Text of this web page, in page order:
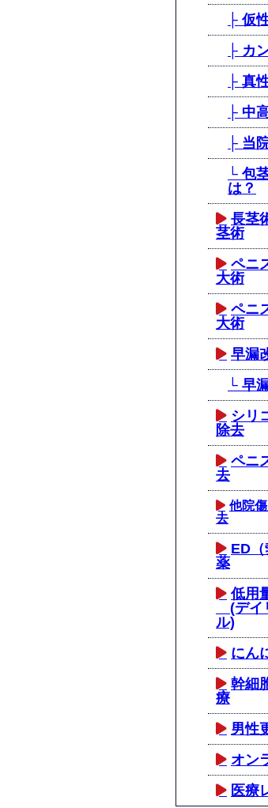
├ 仮
├ カ
├ 真
├ 中
├ 当
└ 包
は？
長茎
茎術
ペニ
大術
ペニ
大術
早漏
└ 早
シリ
除去
ペニ
去
他院
去
ED
薬
低用
(デイ
ル)
にん
幹細
療
男性
オン
医療